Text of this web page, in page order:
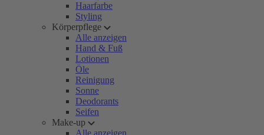
Haarfarbe
Styling
Körperpflege
Alle anzeigen
Hand & Fuß
Lotionen
Öle
Reinigung
Sonne
Deodorants
Seifen
Make-up
Alle anzeigen